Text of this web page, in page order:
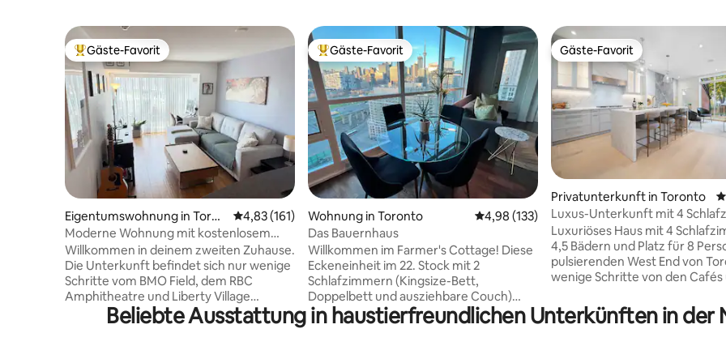
Beliebter Gäste-Favorit.
Gäste-Favorit
Eigentumswohnung in Toron
to
Durchschnittliche Bewertung: 4,83 von 5, 161 Bewertungen
4,83 (161)
Moderne Wohnung mit kostenlosem
Parkplatz | Geh zum RBC Amp & Jays
Willkommen in deinem zweiten Zuhause.
Die Unterkunft befindet sich nur wenige
Schritte vom BMO Field, dem RBC
Amphitheatre und Liberty Village
entfernt. Zu den wichtigsten
Sehenswürdigkeiten wie dem Rogers
Beliebter Gäste-Favorit.
Gäste-Favorit
Wohnung in Toronto Durchschnittliche Bewertung: 4,98 von 5,
4,98 (133)
Das Bauernhaus
Willkommen im Farmer's Cottage! Diese
Eckeneinheit im 22. Stock mit 2
Schlafzimmern (Kingsize-Bett,
Doppelbett und ausziehbare Couch)
bietet einen atemberaubenden Blick auf
Toronto. Nur wenige Schritte vom
Gäste-Favorit
Gäste-Favorit
Privatunterkunft in Toronto
Luxus-Unterkunft mit 4
Weltmeisterschaft | High Park &
Luxuriöses Haus mit 4
4,5 Bädern und Platz für 8
pulsierenden West End von
wenige Schritte von den Cafés
entfernt, 10 Gehminuten vom
Beach und vom High Park –
Beliebte Ausstattung in haustierfreundlichen Unterkünften in der